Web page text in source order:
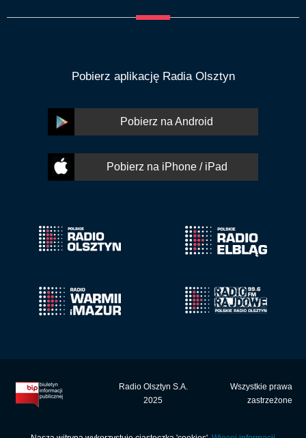
Pobierz aplikację Radia Olsztyn
Pobierz na Android
Pobierz na iPhone / iPad
Radio Olsztyn S.A.
2025
Wszystkie prawa
zastrzeżone